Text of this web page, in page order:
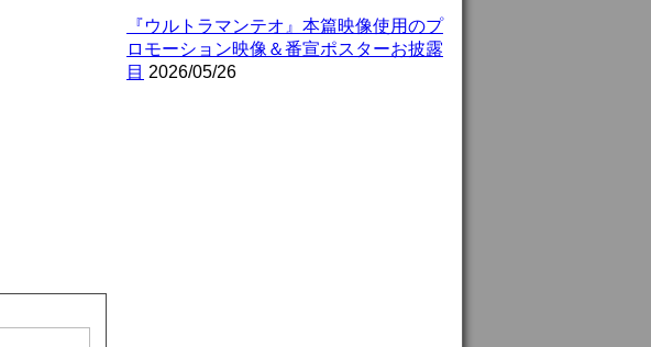
『ウルトラマンテオ』本篇映像使用のプ
ロモーション映像＆番宣ポスターお披露
目 2026/05/26